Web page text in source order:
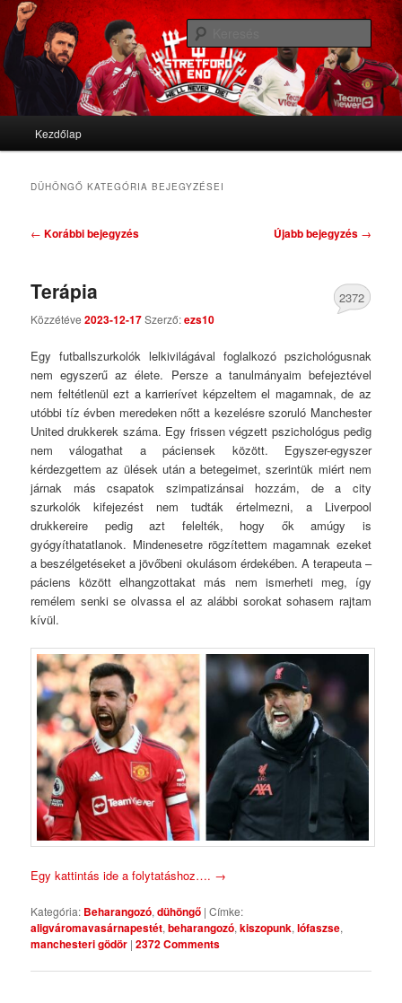
Stretford End
We'll never die
Tovább az elsődleges tartalomra
Tovább a másodlagos tartalomra
Kezdőlap
DÜHÖNGŐ KATEGÓRIA BEJEGYZÉSEI
Bejegyzés navigáció
← Korábbi bejegyzés Újabb bejegyzés →
Terápia
Közzétéve2023-12-17Szerző:ezs10
2372
Egy futballszurkolók lelkivilágával foglalkozó pszichológusnak
nem egyszerű az élete. Persze a tanulmányaim befejeztével
nem feltétlenül ezt a karrierívet képzeltem el magamnak, de az
utóbbi tíz évben meredeken nőtt a kezelésre szoruló Manchester
United drukkerek száma. Egy frissen végzett pszichológus pedig
nem válogathat a páciensek között. Egyszer-egyszer
kérdezgettem az ülések után a betegeimet, szerintük miért nem
járnak más csapatok szimpatizánsai hozzám, de a city
szurkolók kifejezést nem tudták értelmezni, a Liverpool
drukkereire pedig azt felelték, hogy ők amúgy is
gyógyíthatatlanok. Mindenesetre rögzítettem magamnak ezeket
a beszélgetéseket a jövőbeni okulásom érdekében. A terapeuta –
páciens között elhangzottakat más nem ismerheti meg, így
remélem senki se olvassa el az alábbi sorokat sohasem rajtam
kívül.
Egy kattintás ide a folytatáshoz…. →
Kategória: Beharangozó,dühöngő |Címke:
aligváromavasárnapestét,beharangozó,kiszopunk,lófaszse,
manchesteri gödör |2372 Comments